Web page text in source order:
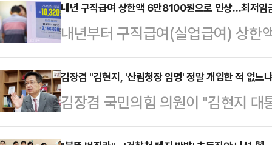
에서 난동을 부린 것으로 알려졌다
로 40대 여성 A씨가 구속됐다. A
주거지에서 친딸 B양을 폭행해 숨
접 차량을 몰고 남해군의 한 병원
몸 곳곳에서 폭행 흔적을 보고 범
씨는…
내년 구직급여 상한액 6만8100원으로 인상…최저임
내년부터 구직급여(실업급여) 상
는 올해 6만6000원보다 3.18% 오
액이 상한액을 넘어서는 ‘역전 현상
여 상한액을 조정하는 것은 2019
이러한 내용을 담은 ‘고용보험법 시
김장겸 "김현지, '산림청장 임명' 정말 개입한 적 없느
김장겸 국민의힘 의원이 "김현지
명에 정말 개입한 적 없느냐"라며 "